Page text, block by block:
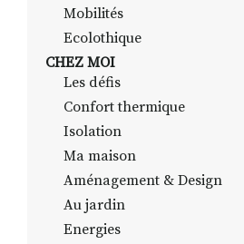
Mobilités
Ecolothique
CHEZ MOI
Les défis
Confort thermique
Isolation
Ma maison
Aménagement & Design
Au jardin
Energies